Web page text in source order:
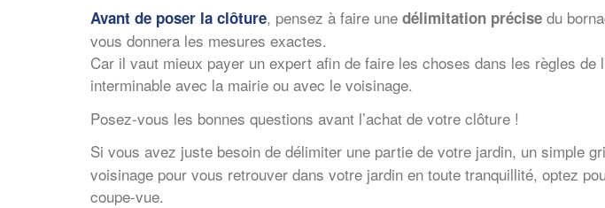
Avant de poser la clôture, pensez à faire une délimitation précise du
vous donnera les mesures exactes.
Car il vaut mieux payer un expert afin de faire les choses dans les règles
interminable avec la mairie ou avec le voisinage.
Posez-vous les bonnes questions avant l’achat de votre clôture !
Si vous avez juste besoin de délimiter une partie de votre jardin, un simple
voisinage pour vous retrouver dans votre jardin en toute tranquillité, optez
coupe-vue.